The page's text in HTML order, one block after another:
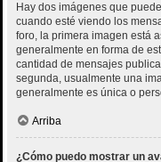
Hay dos imágenes que
cuando esté viendo los
foro, la primera imagen está
generalmente en forma de
cantidad de mensajes
segunda, usualmente una
generalmente es única o
Arriba
¿Cómo puedo mostrar un